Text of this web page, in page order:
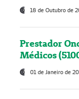
18 de Outubro de
Prestador
Médicos
01 de Janeiro de